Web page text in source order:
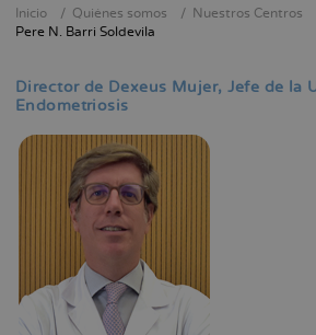
Sobrescribir
de
ayuda
a
navegación
Inicio Quiénes somos Nuestros Centros
Pere N. Barri Soldevila
Director de Dexeus Mujer Jefe de la
Endometriosis